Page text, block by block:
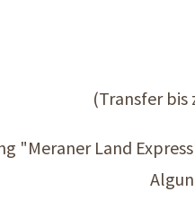
(Transfer
"Meraner Land